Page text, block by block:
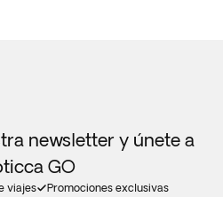
newsletter y únete a
GO
viajes
Promociones exclusivas